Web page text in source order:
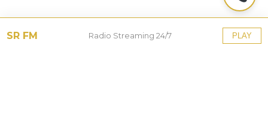
SR FM Radio Streaming 24/7 PLAY